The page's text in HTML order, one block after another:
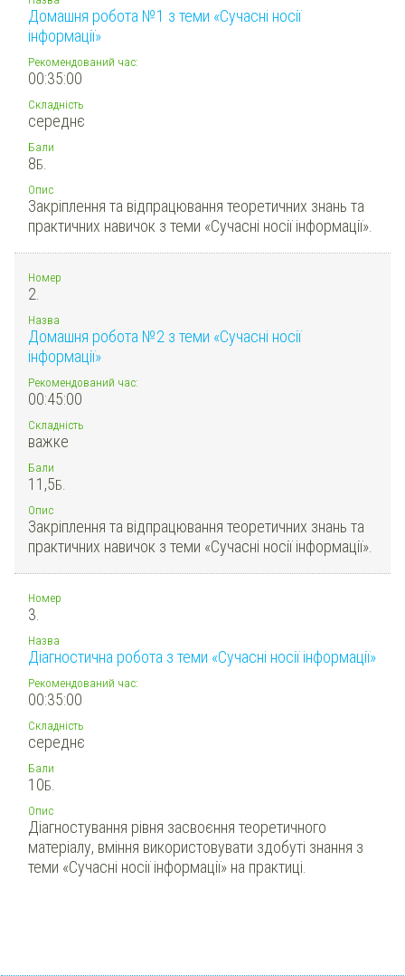
Домашня робота №1 з теми «Сучасні носії
інформації»
Рекомендований час:
00:35:00
Складність
середнє
Бали
8Б.
Опис
Закріплення та відпрацювання теоретичних знань та
практичних навичок з теми «Сучасні носії інформації».
Номер
2.
Назва
Домашня робота №2 з теми «Сучасні носії
інформації»
Рекомендований час:
00:45:00
Складність
важке
Бали
11,5Б.
Опис
Закріплення та відпрацювання теоретичних знань та
практичних навичок з теми «Сучасні носії інформації».
Номер
3.
Назва
Діагностична робота з теми «Сучасні носії інформації»
Рекомендований час:
00:35:00
Складність
середнє
Бали
10Б.
Опис
Діагностування рівня засвоєння теоретичного
матеріалу, вміння використовувати здобуті знання з
теми «Сучасні носії інформації» на практиці.